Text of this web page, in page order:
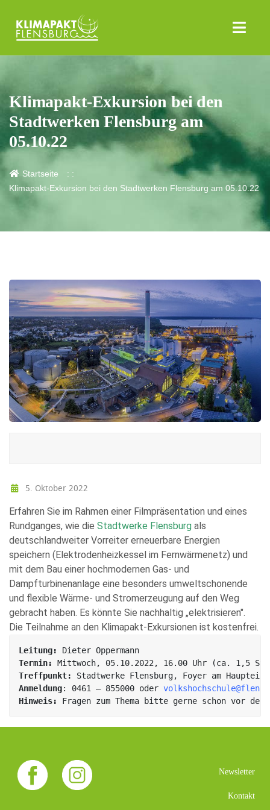
Klimapakt-Exkursion bei den
Stadtwerken Flensburg am
05.10.22
Startseite
Klimapakt-Exkursion bei den Stadtwerken Flensburg am 05.10.22
5. Oktober 2022
Erfahren Sie im Rahmen einer Filmpräsentation und eines
Rundganges, wie die Stadtwerke Flensburg als
deutschlandweiter Vorreiter erneuerbare Energien
speichern (Elektrodenheizkessel im Fernwärmenetz) und
mit dem Bau einer hochmodernen Gas- und
Dampfturbinenanlage eine besonders umweltschonende
und flexible Wärme- und Stromerzeugung auf den Weg
gebracht haben. Es könnte Sie nachhaltig „elektrisieren".
Die Teilnahme an den Klimapakt-Exkursionen ist kostenfrei.
Leitung:
Termin:
Treffpunkt:
Anmeldung: 0461 – 855000 oder
Hinweis:
Fragen zum Thema bitte gerne schon vor
Newsletter
Kontakt